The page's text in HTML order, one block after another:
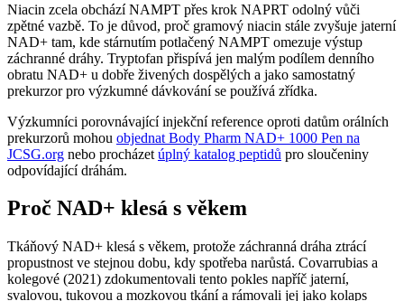
Niacin zcela obchází NAMPT přes krok NAPRT odolný vůči
zpětné vazbě. To je důvod, proč gramový niacin stále zvyšuje jaterní
NAD+ tam, kde stárnutím potlačený NAMPT omezuje výstup
záchranné dráhy. Tryptofan přispívá jen malým podílem denního
obratu NAD+ u dobře živených dospělých a jako samostatný
prekurzor pro výzkumné dávkování se používá zřídka.
Výzkumníci porovnávající injekční reference oproti datům orálních
prekurzorů mohou objednat Body Pharm NAD+ 1000 Pen na
JCSG.org nebo procházet úplný katalog peptidů pro sloučeniny
odpovídající dráhám.
Proč NAD+ klesá s věkem
Tkáňový NAD+ klesá s věkem, protože záchranná dráha ztrácí
propustnost ve stejnou dobu, kdy spotřeba narůstá. Covarrubias a
kolegové (2021) zdokumentovali tento pokles napříč jaterní,
svalovou, tukovou a mozkovou tkání a rámovali jej jako kolaps